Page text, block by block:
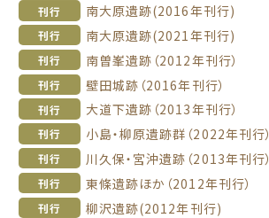
刊行 南大原遺跡(2016年刊行)
刊行 南大原遺跡(2021年刊行)
刊行 南曽峯遺跡（2012年刊行）
刊行 壁田城跡（2016年刊行）
刊行 大道下遺跡（2013年刊行）
刊行 小島・柳原遺跡群（2022年刊行）
刊行 川久保・宮沖遺跡（2013年刊行）
刊行 東條遺跡ほか（2012年刊行）
刊行 柳沢遺跡(2012年刊行)